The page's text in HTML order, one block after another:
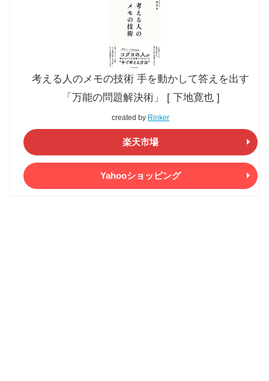
考える人のメモの技術 手を動かして答えを出す
「万能の問題解決術」 [ 下地寛也 ]
created by Rinker
楽天市場
Yahooショッピング